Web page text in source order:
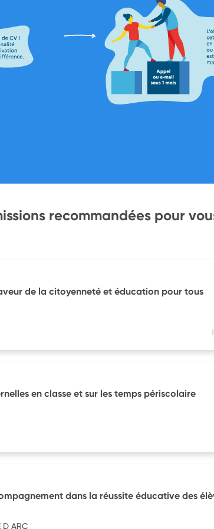
recommandées pour
de la citoyenneté et éducation pour tous
en classe et sur les temps périscolaire
dans la réussite éducative des
D ARC